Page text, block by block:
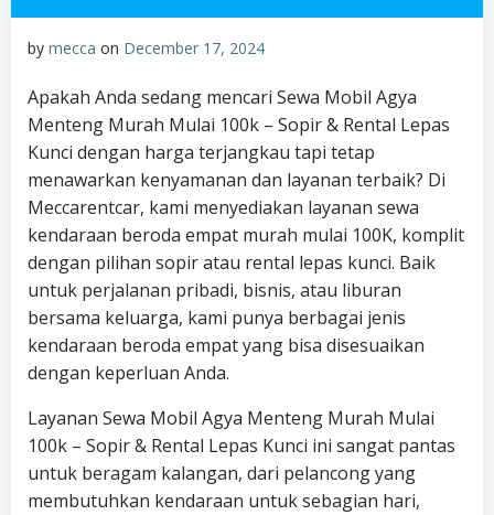
by mecca on December 17, 2024
Apakah Anda sedang mencari Sewa Mobil Agya
Menteng Murah Mulai 100k – Sopir & Rental Lepas
Kunci dengan harga terjangkau tapi tetap
menawarkan kenyamanan dan layanan terbaik? Di
Meccarentcar, kami menyediakan layanan sewa
kendaraan beroda empat murah mulai 100K, komplit
dengan pilihan sopir atau rental lepas kunci. Baik
untuk perjalanan pribadi, bisnis, atau liburan
bersama keluarga, kami punya berbagai jenis
kendaraan beroda empat yang bisa disesuaikan
dengan keperluan Anda.
Layanan Sewa Mobil Agya Menteng Murah Mulai
100k – Sopir & Rental Lepas Kunci ini sangat pantas
untuk beragam kalangan, dari pelancong yang
membutuhkan kendaraan untuk sebagian hari,